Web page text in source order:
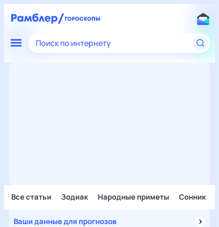
Поиск по интернету
Все статьи Зодиак Народные приметы Сонник
Ваши данные для прогнозов